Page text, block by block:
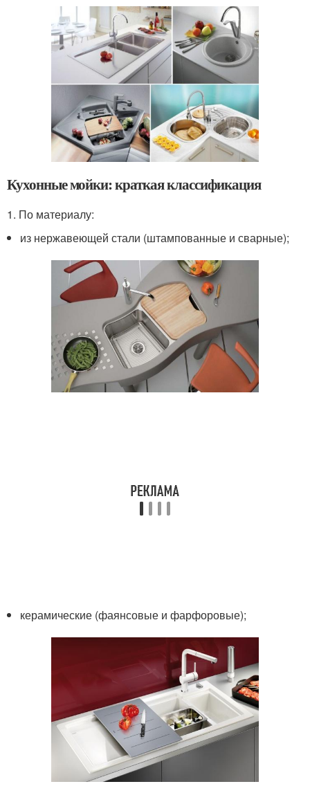
Кухонные мойки: краткая классификация
1. По материалу:
из нержавеющей стали (штампованные и сварные);
керамические (фаянсовые и фарфоровые);